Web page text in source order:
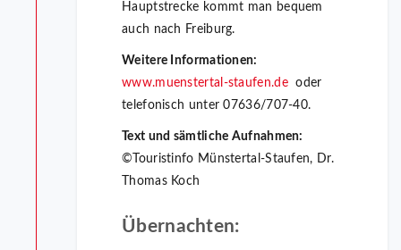
Hauptstrecke kommt man bequem
auch nach Freiburg.
Weitere Informationen:
www.muenstertal-staufen.deoder
telefonisch unter 07636/707-40.
Text und sämtliche Aufnahmen:
©Touristinfo Münstertal-Staufen, Dr.
Thomas Koch
Übernachten: